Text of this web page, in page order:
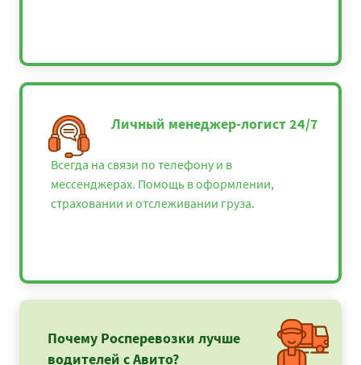
Личный менеджер-логист 24/7
Всегда на связи по телефону и в
мессенджерах. Помощь в оформлении,
страховании и отслеживании груза.
Почему Росперевозки лучше
водителей с Авито?